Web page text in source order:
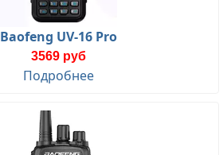
Baofeng UV-16 Pro
3569 руб
Подробнее